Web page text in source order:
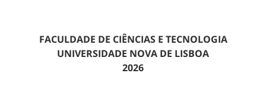
FACULDADE DE CIÊNCIAS E TECNOLOGIA
UNIVERSIDADE NOVA DE LISBOA
2026